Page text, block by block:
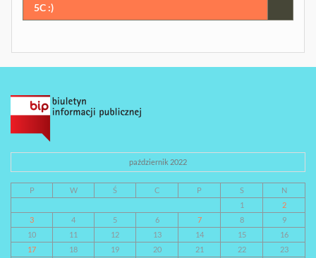
5C :)
październik 2022
P W Ś C P S
N
1
2
3
4 5 6 7 8
9
10
11 12 13 14 15
16
17
18 19 20 21 22
23